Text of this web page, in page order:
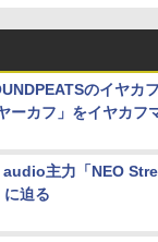
のイヤカ
ーカフ」をイヤカフ
主力「NEO
に迫る